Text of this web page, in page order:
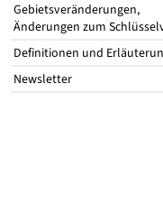
Gebietsveränderungen,
Änderungen zum
Definitionen und
Newsletter